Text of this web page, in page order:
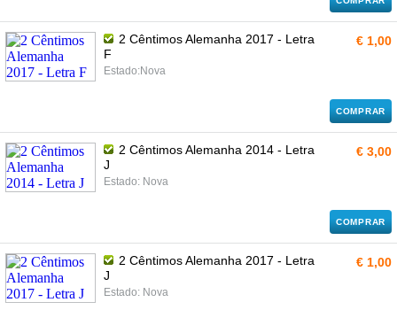
2 Cêntimos Alemanha 2017 - Letra
F
Estado:Nova
€ 1,00
COMPRAR
2 Cêntimos Alemanha 2014 - Letra
J
Estado: Nova
€ 3,00
COMPRAR
2 Cêntimos Alemanha 2017 - Letra
J
Estado: Nova
€ 1,00